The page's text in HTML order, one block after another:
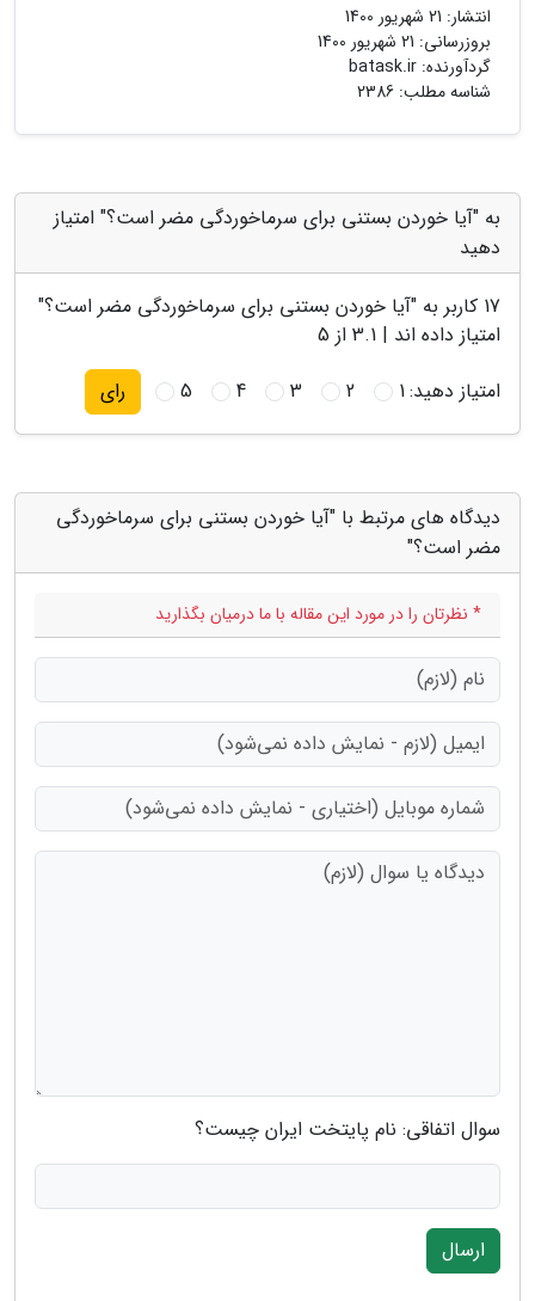
انتشار: 21 شهریور 1400
بروزرسانی: 21 شهریور 1400
گردآورنده: batask.ir
شناسه مطلب: 2386
به "آیا خوردن بستنی برای سرماخوردگی مضر است؟" امتیاز
دهید
17 کاربر به "آیا خوردن بستنی برای سرماخوردگی مضر است؟"
امتیاز داده اند | 3.1 از 5
امتیاز دهید:1
2
3
4
5 رای
دیدگاه های مرتبط با "آیا خوردن بستنی برای سرماخوردگی
مضر است؟"
* نظرتان را در مورد این مقاله با ما درمیان بگذارید
سوال اتفاقی: نام پایتخت ایران چیست؟
ارسال